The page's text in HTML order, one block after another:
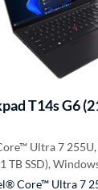
T14s G6
Ultra 7
TB SSD),
Core™ Ultra 7